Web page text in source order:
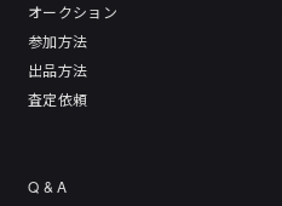
オークション
参加方法
出品方法
査定依頼
Q & A